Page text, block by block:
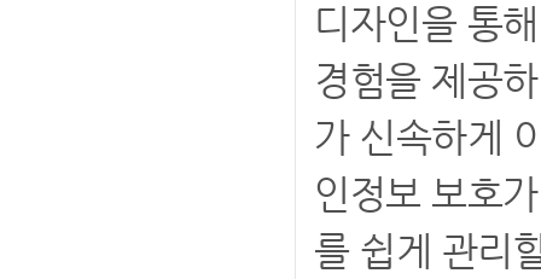
디자인을 통
경험을 제공
가 신속하게
인정보 보호
를 쉽게 관리